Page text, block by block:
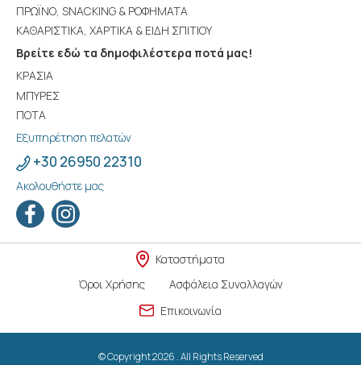
ΠΡΩΪΝΟ, SNACKING & ΡΟΦΗΜΑΤΑ
ΚΑΘΑΡΙΣΤΙΚΑ, ΧΑΡΤΙΚΑ & ΕΙΔΗ ΣΠΙΤΙΟΥ
Βρείτε εδώ τα δημοφιλέστερα ποτά μας!
ΚΡΑΣΙΑ
ΜΠΥΡΕΣ
ΠΟΤΑ
Εξυπηρέτηση πελατών
+30 26950 22310
Ακολουθήστε μας
Καταστήματα
Όροι Χρήσης
Ασφάλεια Συναλλαγών
Επικοινωνία
© Copyright 2026 . All Rights Reserved